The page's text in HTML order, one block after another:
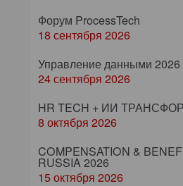
Форум ProcessTech
18 сентября 2026
Управление данными 2026
24 сентября 2026
HR TECH + ИИ
8 октября 2026
COMPENSATION &
RUSSIA 2026
15 октября 2026